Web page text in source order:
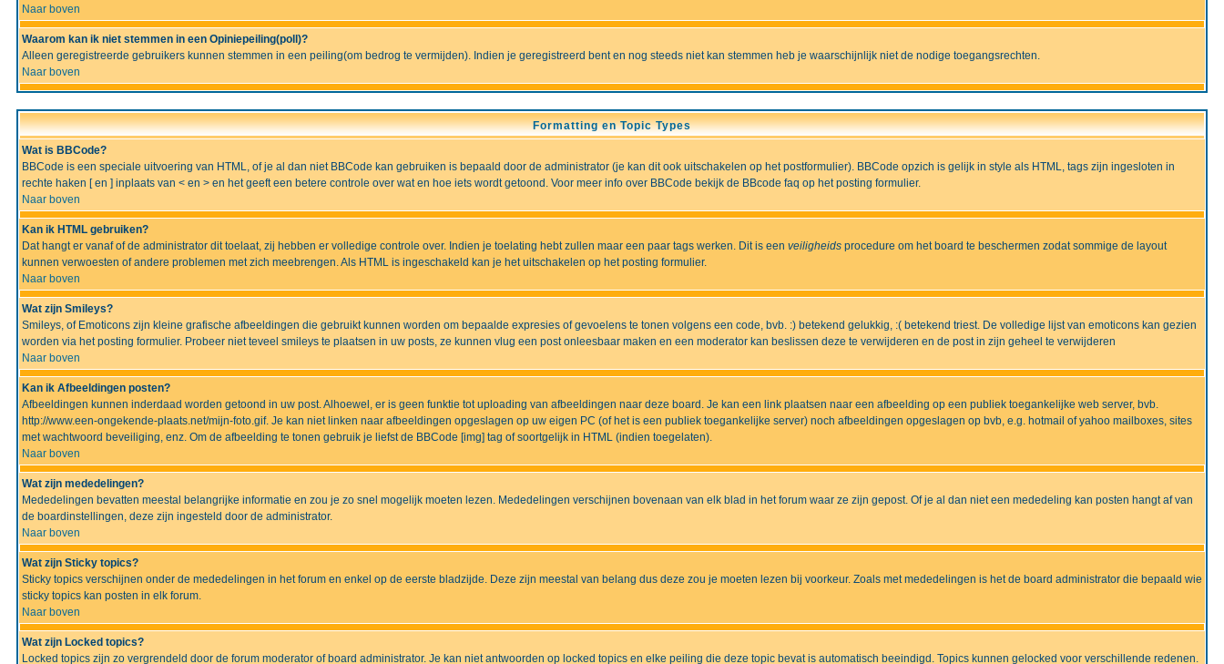
Naar boven
Waarom kan ik niet stemmen in een Opiniepeiling(poll)?
Alleen geregistreerde gebruikers kunnen stemmen in een peiling(om bedrog te vermijden). Indien je geregistreerd bent en nog steeds niet kan stemmen heb je waarschijnlijk niet de nodige toegangsrechten.
Naar boven
Formatting en Topic Types
Wat is BBCode?
BBCode is een speciale uitvoering van HTML, of je al dan niet BBCode kan gebruiken is bepaald door de administrator (je kan dit ook uitschakelen op het postformulier). BBCode opzich is gelijk in style als HTML, tags zijn ingesloten in
rechte haken [ en ] inplaats van < en > en het geeft een betere controle over wat en hoe iets wordt getoond. Voor meer info over BBCode bekijk de BBcode faq op het posting formulier.
Naar boven
Kan ik HTML gebruiken?
Dat hangt er vanaf of de administrator dit toelaat, zij hebben er volledige controle over. Indien je toelating hebt zullen maar een paar tags werken. Dit is een veiligheids procedure om het board te beschermen zodat sommige de layout
kunnen verwoesten of andere problemen met zich meebrengen. Als HTML is ingeschakeld kan je het uitschakelen op het posting formulier.
Naar boven
Wat zijn Smileys?
Smileys, of Emoticons zijn kleine grafische afbeeldingen die gebruikt kunnen worden om bepaalde expresies of gevoelens te tonen volgens een code, bvb. :) betekend gelukkig, :( betekend triest. De volledige lijst van emoticons kan gezien
worden via het posting formulier. Probeer niet teveel smileys te plaatsen in uw posts, ze kunnen vlug een post onleesbaar maken en een moderator kan beslissen deze te verwijderen en de post in zijn geheel te verwijderen
Naar boven
Kan ik Afbeeldingen posten?
Afbeeldingen kunnen inderdaad worden getoond in uw post. Alhoewel, er is geen funktie tot uploading van afbeeldingen naar deze board. Je kan een link plaatsen naar een afbeelding op een publiek toegankelijke web server, bvb.
http://www.een-ongekende-plaats.net/mijn-foto.gif. Je kan niet linken naar afbeeldingen opgeslagen op uw eigen PC (of het is een publiek toegankelijke server) noch afbeeldingen opgeslagen op bvb, e.g. hotmail of yahoo mailboxes, sites
met wachtwoord beveiliging, enz. Om de afbeelding te tonen gebruik je liefst de BBCode [img] tag of soortgelijk in HTML (indien toegelaten).
Naar boven
Wat zijn mededelingen?
Mededelingen bevatten meestal belangrijke informatie en zou je zo snel mogelijk moeten lezen. Mededelingen verschijnen bovenaan van elk blad in het forum waar ze zijn gepost. Of je al dan niet een mededeling kan posten hangt af van
de boardinstellingen, deze zijn ingesteld door de administrator.
Naar boven
Wat zijn Sticky topics?
Sticky topics verschijnen onder de mededelingen in het forum en enkel op de eerste bladzijde. Deze zijn meestal van belang dus deze zou je moeten lezen bij voorkeur. Zoals met mededelingen is het de board administrator die bepaald wie
sticky topics kan posten in elk forum.
Naar boven
Wat zijn Locked topics?
Locked topics zijn zo vergrendeld door de forum moderator of board administrator. Je kan niet antwoorden op locked topics en elke peiling die deze topic bevat is automatisch beeindigd. Topics kunnen gelocked voor verschillende redenen.